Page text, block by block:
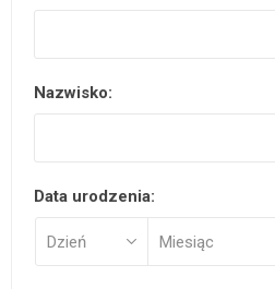
Nazwisko:
Data urodzenia: